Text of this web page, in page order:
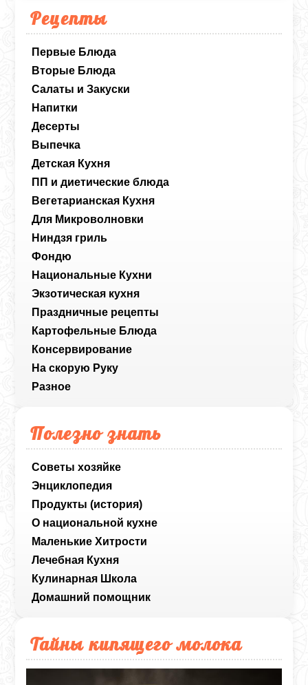
Рецепты
Первые Блюда
Вторые Блюда
Салаты и Закуски
Напитки
Десерты
Выпечка
Детская Кухня
ПП и диетические блюда
Вегетарианская Кухня
Для Микроволновки
Ниндзя гриль
Фондю
Национальные Кухни
Экзотическая кухня
Праздничные рецепты
Картофельные Блюда
Консервирование
На скорую Руку
Разное
Полезно знать
Советы хозяйке
Энциклопедия
Продукты (история)
О национальной кухне
Маленькие Хитрости
Лечебная Кухня
Кулинарная Школа
Домашний помощник
Тайны кипящего молока